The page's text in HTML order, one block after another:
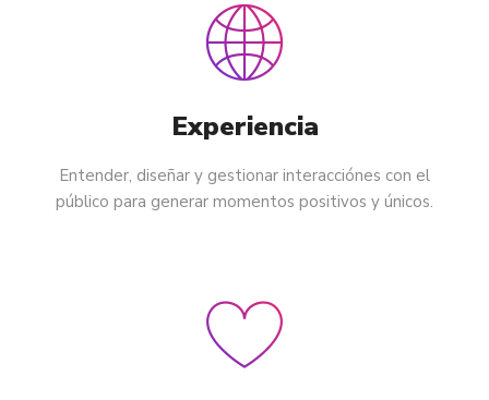
Experiencia
Entender, diseñar y gestionar interacciónes con el
público para generar momentos positivos y únicos.